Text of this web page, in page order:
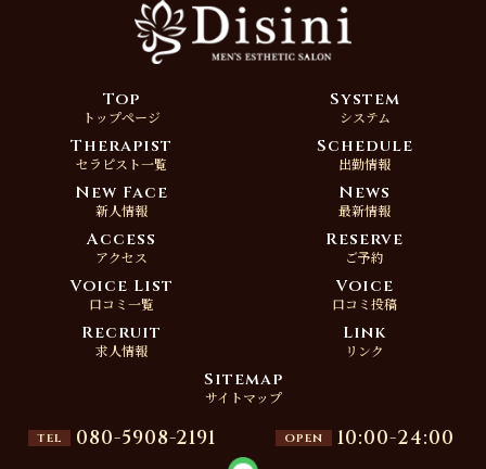
Top
トップページ
System
システム
Therapist
セラピスト一覧
Schedule
出勤情報
New Face
新人情報
News
最新情報
Access
アクセス
Reserve
ご予約
Voice List
口コミ一覧
Voice
口コミ投稿
Recruit
求人情報
Link
リンク
Sitemap
サイトマップ
tel 080-5908-2191 open 10:00-24:00